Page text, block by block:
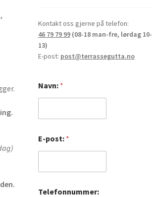
Kontakt oss gjerne på telefon:
46 79 79 99(08-18 man-fre, lørdag 10-
13)
E-post: post@terrassegutta.no
Navn: *
e
l
g
E-post: *
Telefonnummer: